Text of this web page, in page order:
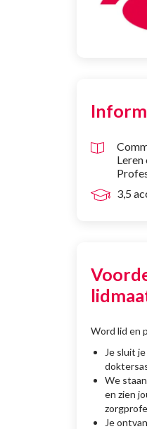
3,5
Word lid en
Je sluit
We
en zien
Je